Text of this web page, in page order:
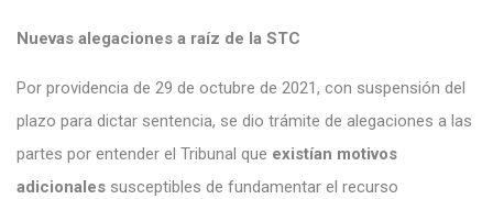
Nuevas alegaciones a raíz de la STC
Por providencia de 29 de octubre de 2021, con suspensión del
plazo para dictar sentencia, se dio trámite de alegaciones a las
partes por entender el Tribunal que existían motivos
adicionales susceptibles de fundamentar el recurso